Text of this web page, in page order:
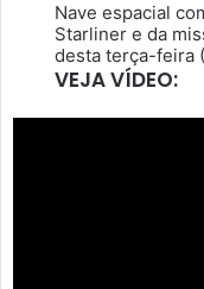
Nave espacial
Starliner e da
desta terça-feira
VEJA VÍDEO: